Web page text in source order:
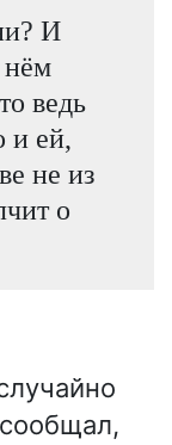
И
нём
ведь
и ей,
не из
о